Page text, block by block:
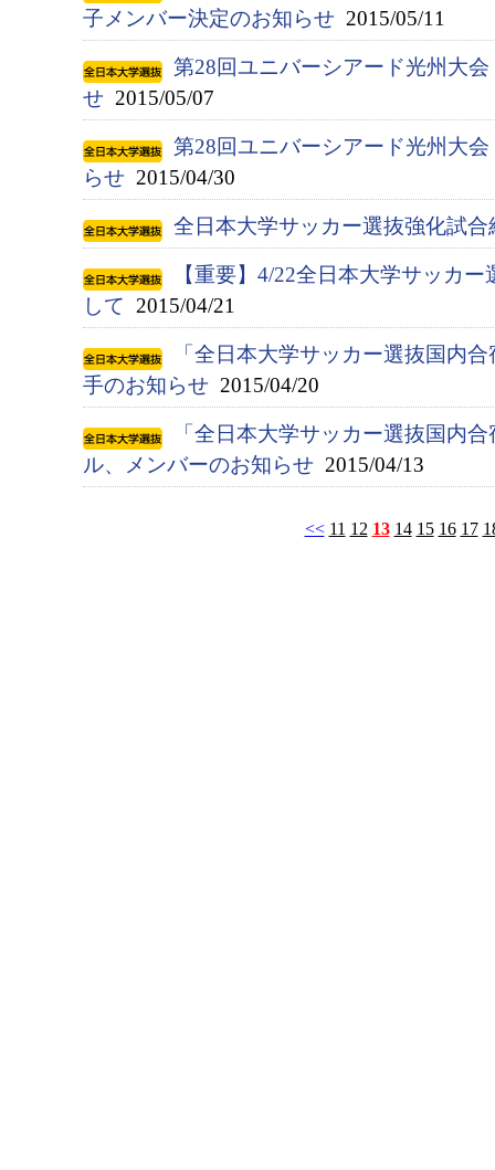
子メンバー決定のお知らせ 2015/05/11
第28回ユニバーシアード光州大
せ 2015/05/07
第28回ユニバーシアード光州大
らせ 2015/04/30
全日本大学サッカー選抜強化試
【重要】4/22全日本大学サッカ
して 2015/04/21
「全日本大学サッカー選抜国内
手のお知らせ 2015/04/20
「全日本大学サッカー選抜国内
ル、メンバーのお知らせ 2015/04/13
<< 11 12 13 14 15 16 17